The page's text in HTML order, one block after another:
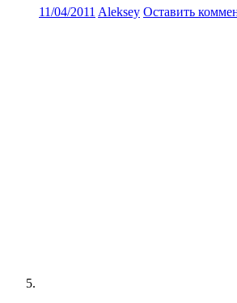
11/04/2011 Aleksey Оставить